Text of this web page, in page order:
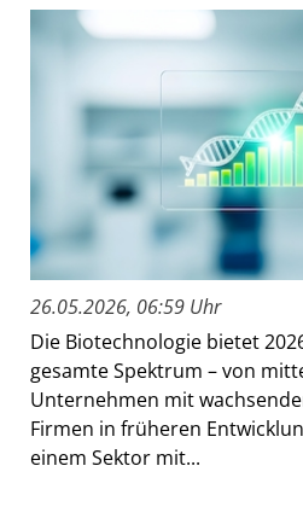
26.05.2026, 06:59 Uhr
Die Biotechnologie bietet
gesamte Spektrum – von
Unternehmen mit
Firmen in früheren
einem Sektor mit...